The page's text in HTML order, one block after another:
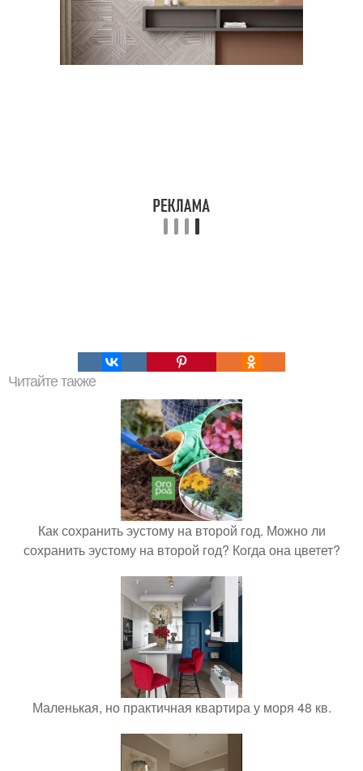
Читайте также
Как сохранить эустому на второй год. Можно ли
сохранить эустому на второй год? Когда она цветет?
Маленькая, но практичная квартира у моря 48 кв.